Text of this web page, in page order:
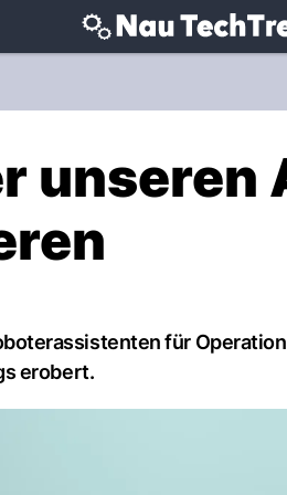
techtrends.NAU.ch
unseren
für
erobert.